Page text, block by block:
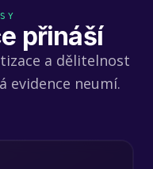
přináší
a dělitelnost
evidence neumí.